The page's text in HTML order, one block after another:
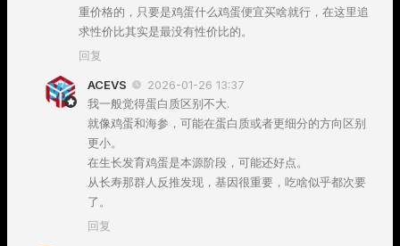
重价格的，只要是鸡蛋什么鸡蛋便宜买啥就行，在这里追
求性价比其实是最没有性价比的。
回复
ACEVS
2026-01-26 13:37
我一般觉得蛋白质区别不大.
就像鸡蛋和海参，可能在蛋白质或者更细分的方向区别
更小。
在生长发育鸡蛋是本源阶段，可能还好点。
从长寿那群人反推发现，基因很重要，吃啥似乎都次要
了。
回复